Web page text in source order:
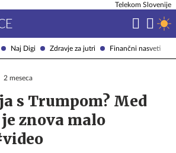
Naj Digi Zdravje za jutri Finančni nasveti
Telekom Slovenije
2 meseca
s Trumpom? Med
znova malo